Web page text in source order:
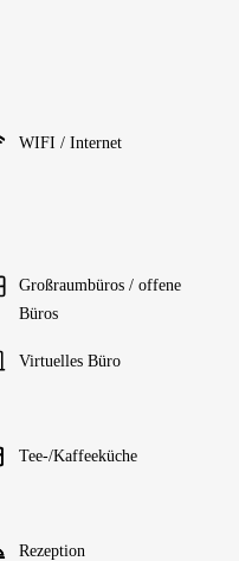
WIFI / Internet
Großraumbüros / offene
Büros
Virtuelles Büro
Tee-/Kaffeeküche
Rezeption